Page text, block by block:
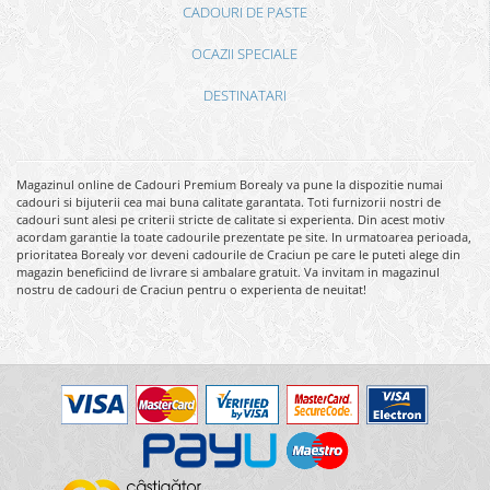
CADOURI DE PASTE
OCAZII SPECIALE
DESTINATARI
Magazinul online de Cadouri Premium Borealy va pune la dispozitie numai
cadouri si bijuterii cea mai buna calitate garantata. Toti furnizorii nostri de
cadouri sunt alesi pe criterii stricte de calitate si experienta. Din acest motiv
acordam garantie la toate cadourile prezentate pe site. In urmatoarea perioada,
prioritatea Borealy vor deveni cadourile de Craciun pe care le puteti alege din
magazin beneficiind de livrare si ambalare gratuit. Va invitam in magazinul
nostru de cadouri de Craciun pentru o experienta de neuitat!